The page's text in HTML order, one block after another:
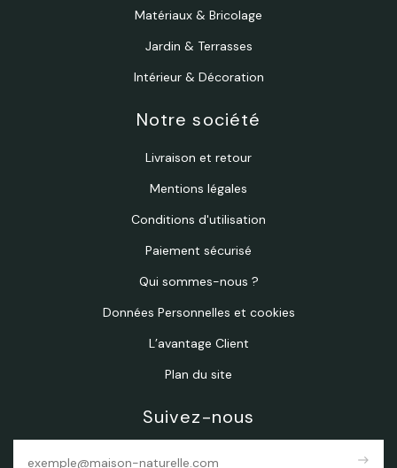
Matériaux & Bricolage
Jardin & Terrasses
Intérieur & Décoration
Notre société
Livraison et retour
Mentions légales
Conditions d'utilisation
Paiement sécurisé
Qui sommes-nous ?
Données Personnelles et cookies
L’avantage Client
Plan du site
Suivez-nous
east